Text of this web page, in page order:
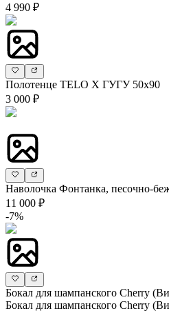
4 990 ₽
Полотенце TELO X ГУГУ 50х90
3 000 ₽
Наволочка Фонтанка, песочно-
11 000 ₽
-7%
Бокал для шампанского Cherry
Бокал для шампанского Cherry